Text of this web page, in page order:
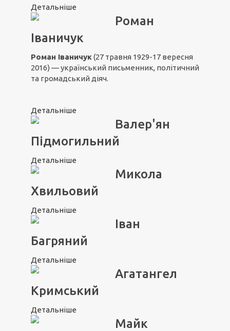
Детальніше
Роман
Іваничук
Роман Іваничук(27 травня 1929-17 вересня
2016) — український письменник, політичний
та громадський діяч.
Детальніше
Валер'ян
Підмогильний
Детальніше
Микола
Хвильовий
Детальніше
Іван
Багряний
Детальніше
Агатангел
Кримський
Детальніше
Майк